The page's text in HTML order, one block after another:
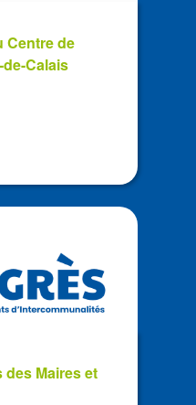
Centre de
Calais
des Maires et